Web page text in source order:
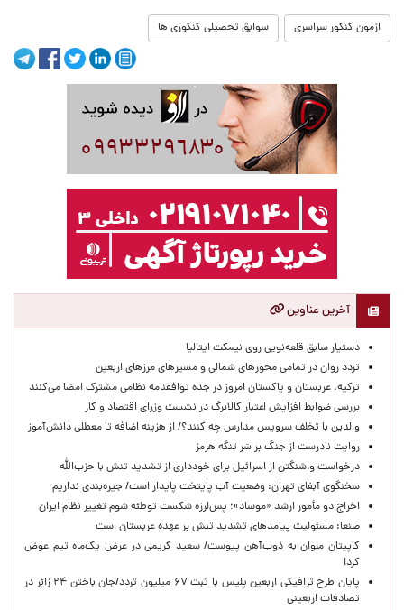
ازمون کنکور سراسری سوابق تحصیلی کنکوری ها
آخرین عناوین
دستیار سابق قلعه‌نویی روی نیمکت ایتالیا
تردد روان در تمامی محورهای شمالی و مسیرهای مرزهای اربعین
ترکیه، عربستان و پاکستان امروز در جده توافقنامه نظامی مشترک امضا می‌کنند
بررسی ضوابط افزایش اعتبار کالابرگ در نشست وزرای اقتصاد و کار
والدین با تخلف سرویس مدارس چه کنند؟/ از هزینه اضافه تا معطلی دانش‌آموز
روایت نادرست از جنگ بر سَر تنگه هرمز
درخواست واشنگتن از اسرائیل برای خودداری از تشدید تنش با حزب‌الله
سخنگوی آبفای تهران: وضعیت آب پایتخت پایدار است/ جیره‌بندی نداریم
اخراج دو مأمور ارشد «موساد»؛ پس‌لرزه شکست توطئه شوم تغییر نظام ایران
صنعا: مسئولیت پیامدهای تشدید تنش بر عهده عربستان است
کاپیتان ملوان به ذوب‌آهن پیوست/ سعید کریمی در عرض یک‌ماه تیم عوض
کرد!
پایان طرح ترافیکی اربعین پلیس با ثبت ۶۷ میلیون تردد/جان باختن ۲۴ زائر در
تصادفات اربعینی